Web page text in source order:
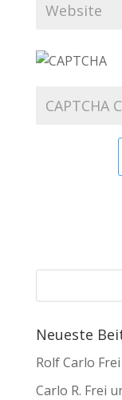
Neueste
Rolf Carlo
Carlo R. Frei